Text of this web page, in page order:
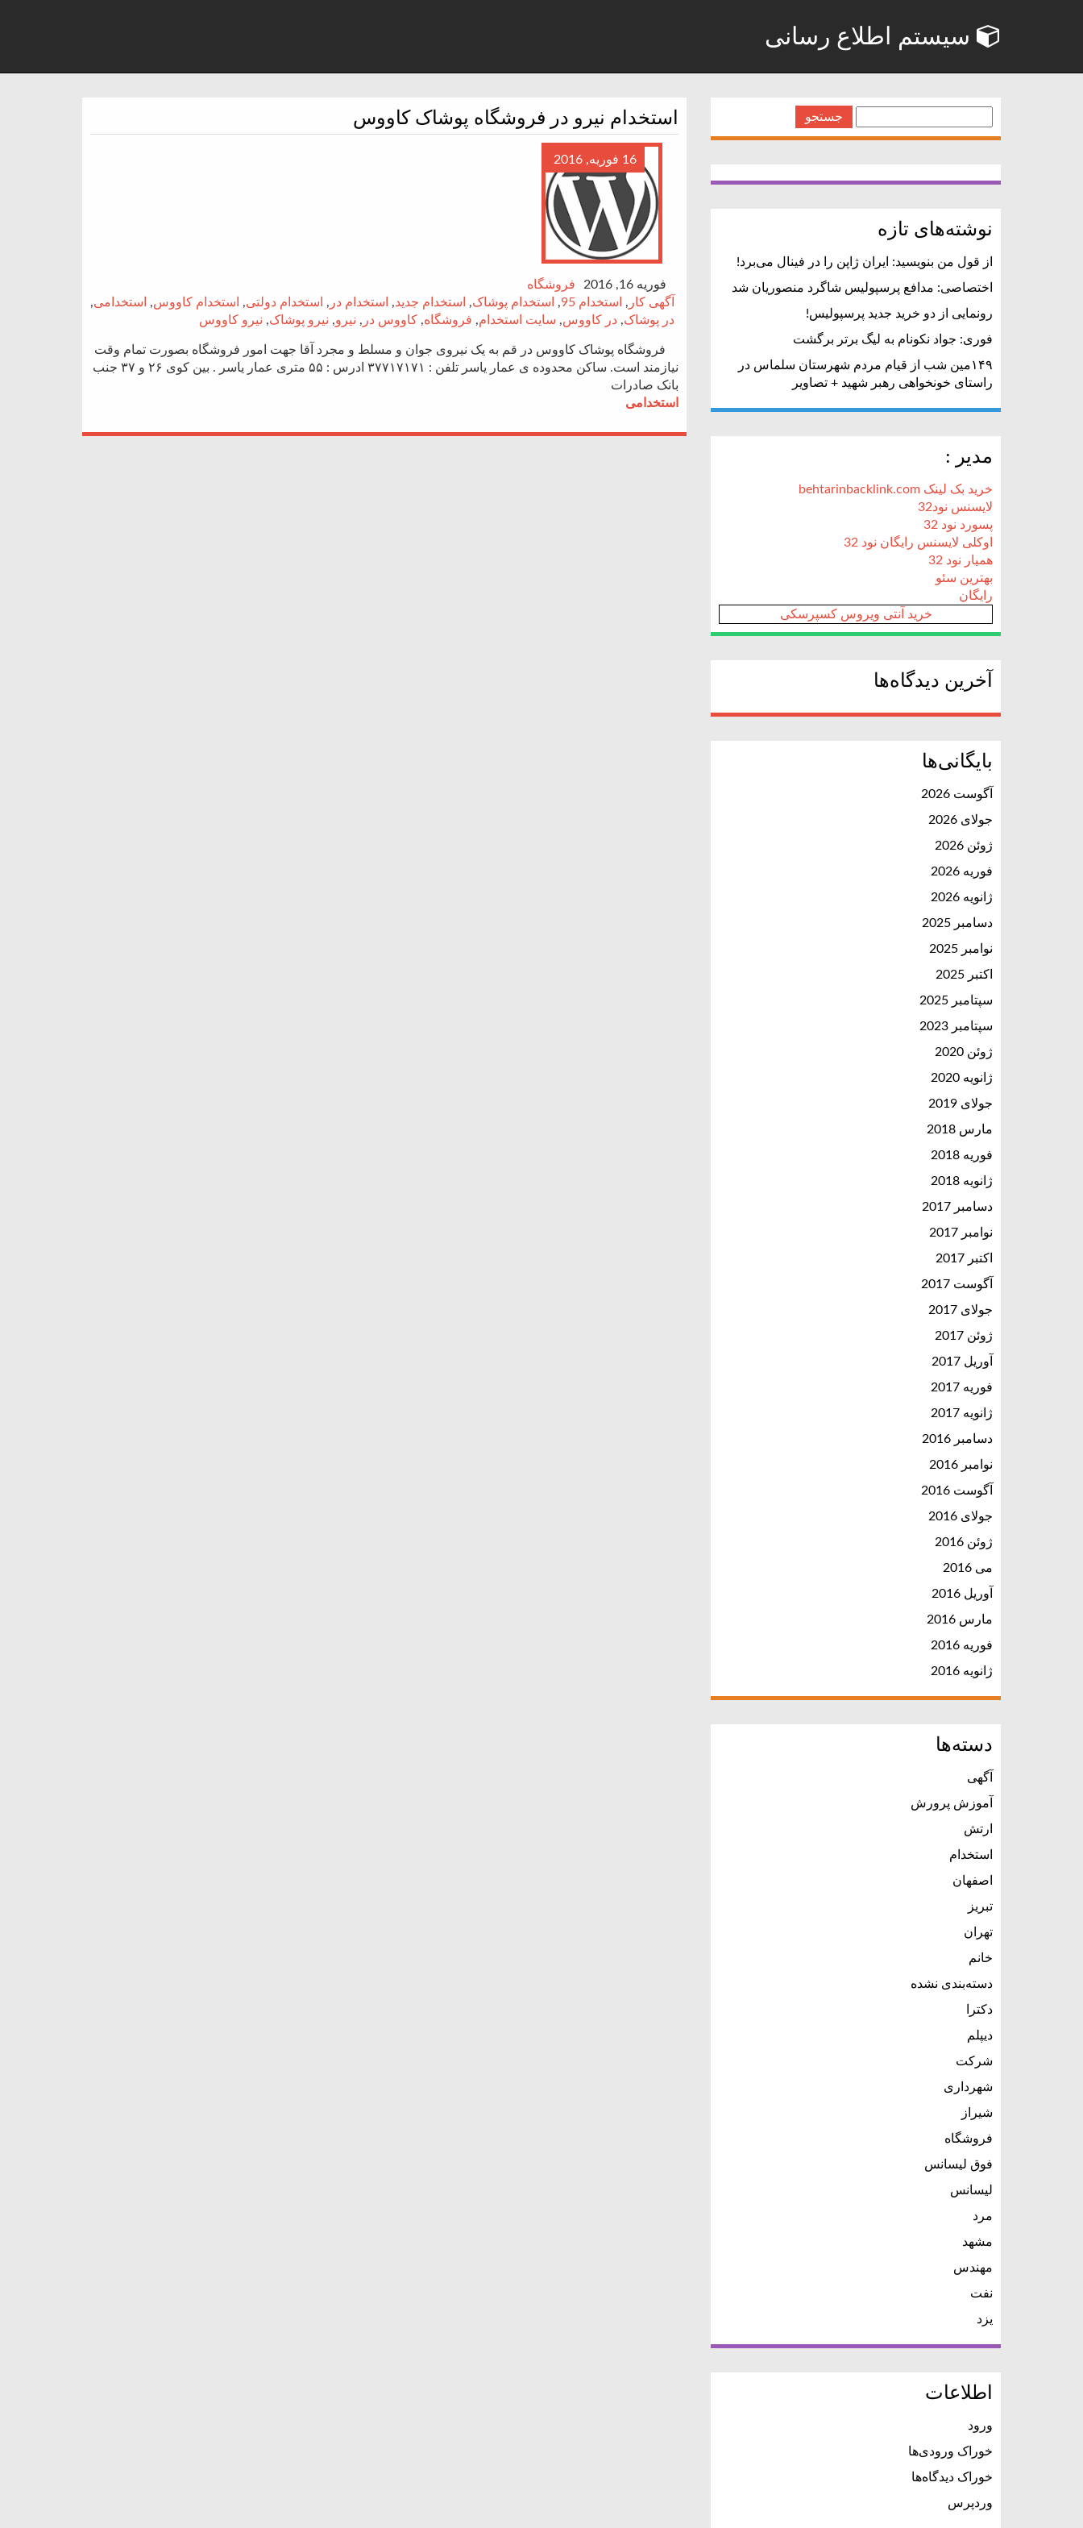
سیستم اطلاع رسانی
استخدام نیرو در فروشگاه پوشاک کاووس
16 فوریه, 2016
فوریه 16, 2016
فروشگاه
آگهی کار , استخدام 95 , استخدام پوشاک, استخدام جدید, استخدام در , استخدام دولتی, استخدام کاووس, استخدامی,
در پوشاک, در کاووس, سایت استخدام, فروشگاه, کاووس در , نیرو, نیرو پوشاک, نیرو کاووس
فروشگاه پوشاک کاووس در قم به یک نیروی جوان و مسلط و مجرد آقا جهت امور فروشگاه بصورت تمام وقت
نیازمند است. ساکن محدوده ی عمار یاسر تلفن : ۳۷۷۱۷۱۷۱ ادرس : ۵۵ متری عمار یاسر . بین کوی ۲۶ و ۳۷ جنب
بانک صادرات
استخدامی
نوشته‌های تازه
از قول من بنویسید: ایران ژاپن را در فینال می‌برد!
اختصاصی: مدافع پرسپولیس شاگرد منصوریان شد
رونمایی از دو خرید جدید پرسپولیس!
فوری: جواد نکونام به لیگ برتر برگشت
۱۴۹مین شب از قیام مردم شهرستان سلماس در
راستای خونخواهی رهبر شهید + تصاویر
مدیر :
خرید بک لینک behtarinbacklink.com
لایسنس نود32
پسورد نود 32
اوکلی لایسنس رایگان نود 32
همیار نود 32
بهترین سئو
رایگان
خرید آنتی ویروس کسپرسکی
آخرین دیدگاه‌ها
بایگانی‌ها
آگوست 2026
جولای 2026
ژوئن 2026
فوریه 2026
ژانویه 2026
دسامبر 2025
نوامبر 2025
اکتبر 2025
سپتامبر 2025
سپتامبر 2023
ژوئن 2020
ژانویه 2020
جولای 2019
مارس 2018
فوریه 2018
ژانویه 2018
دسامبر 2017
نوامبر 2017
اکتبر 2017
آگوست 2017
جولای 2017
ژوئن 2017
آوریل 2017
فوریه 2017
ژانویه 2017
دسامبر 2016
نوامبر 2016
آگوست 2016
جولای 2016
ژوئن 2016
می 2016
آوریل 2016
مارس 2016
فوریه 2016
ژانویه 2016
دسته‌ها
آگهی
آموزش پرورش
ارتش
استخدام
اصفهان
تبریز
تهران
خانم
دسته‌بندی نشده
دکترا
دیپلم
شرکت
شهرداری
شیراز
فروشگاه
فوق لیسانس
لیسانس
مرد
مشهد
مهندس
نفت
یزد
اطلاعات
ورود
خوراک ورودی‌ها
خوراک دیدگاه‌ها
وردپرس